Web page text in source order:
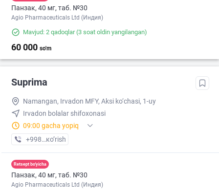
Панзак, 40 мг, таб. №30
Agio Pharmaceuticals Ltd (Индия)
Mavjud: 2 qadoqlar(3 soat oldin yangilangan)
60 000 so'm
Suprima
Namangan, Irvadon MFY, Aksi ko‘chasi, 1-uy
Irvadon bolalar shifoxonasi
09:00 gacha yopiq
+998 (95) XXX-XX-XX
кo’rish
Retsept bo'yicha
Панзак, 40 мг, таб. №30
Agio Pharmaceuticals Ltd (Индия)